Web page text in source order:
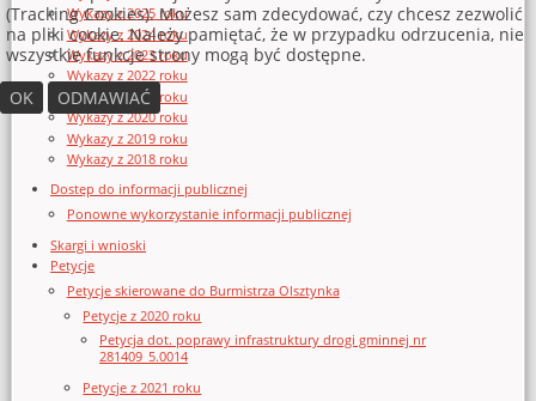
Wykazy z 2025 roku
Wykazy z 2024 roku
Wykazy z 2023 roku
Wykazy z 2022 roku
Wykazy z 2021 roku
Wykazy z 2020 roku
Wykazy z 2019 roku
Wykazy z 2018 roku
Dostęp do informacji publicznej
Ponowne wykorzystanie informacji publicznej
Skargi i wnioski
Petycje
Petycje skierowane do Burmistrza Olsztynka
Petycje z 2020 roku
Petycja dot. poprawy infrastruktury drogi gminnej nr
281409_5.0014
Petycje z 2021 roku
(Tracking Cookies). Możesz sam zdecydować, czy chcesz zezwolić
na pliki cookie. Należy pamiętać, że w przypadku odrzucenia, nie
wszystkie funkcje strony mogą być dostępne.
OK
ODMAWIAĆ